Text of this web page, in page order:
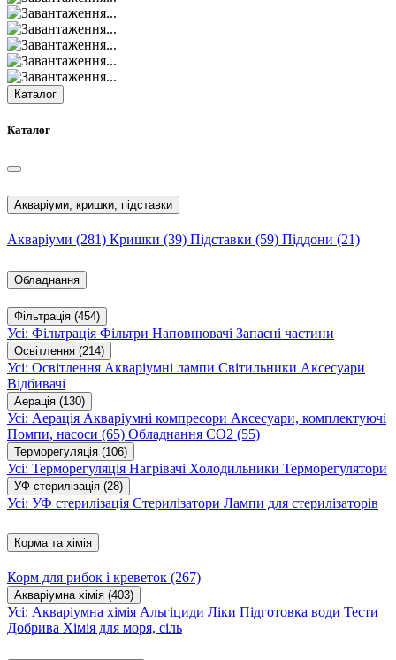
Каталог
Каталог
Акваріуми, кришки, підставки
Акваріуми (281) Кришки (39) Підставки (59) Піддони (21)
Обладнання
Фільтрація (454)
Усі: Фільтрація Фільтри Наповнювачі Запасні частини
Освітлення (214)
Усі: Освітлення Акваріумні лампи Світильники Аксесуари
Відбивачі
Аерація (130)
Усі: Аерація Акваріумні компресори Аксесуари, комплектуючі
Помпи, насоси (65) Обладнання CO2 (55)
Терморегуляція (106)
Усі: Терморегуляція Нагрівачі Холодильники Терморегулятори
УФ стерилізація (28)
Усі: УФ стерилізація Стерилізатори Лампи для стерилізаторів
Корма та хімія
Корм для рибок і креветок (267)
Акваріумна хімія (403)
Усі: Акваріумна хімія Альгіциди Ліки Підготовка води Тести
Добрива Хімія для моря, сіль